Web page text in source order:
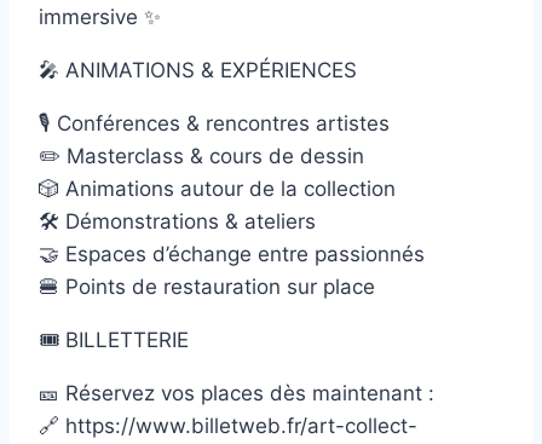
immersive ✨
🎤 ANIMATIONS & EXPÉRIENCES
🎙️ Conférences & rencontres artistes
✏️ Masterclass & cours de dessin
🎲 Animations autour de la collection
🛠️ Démonstrations & ateliers
🤝 Espaces d’échange entre passionnés
🍔 Points de restauration sur place
🎟️ BILLETTERIE
🎫 Réservez vos places dès maintenant :
🔗 https://www.billetweb.fr/art-collect-